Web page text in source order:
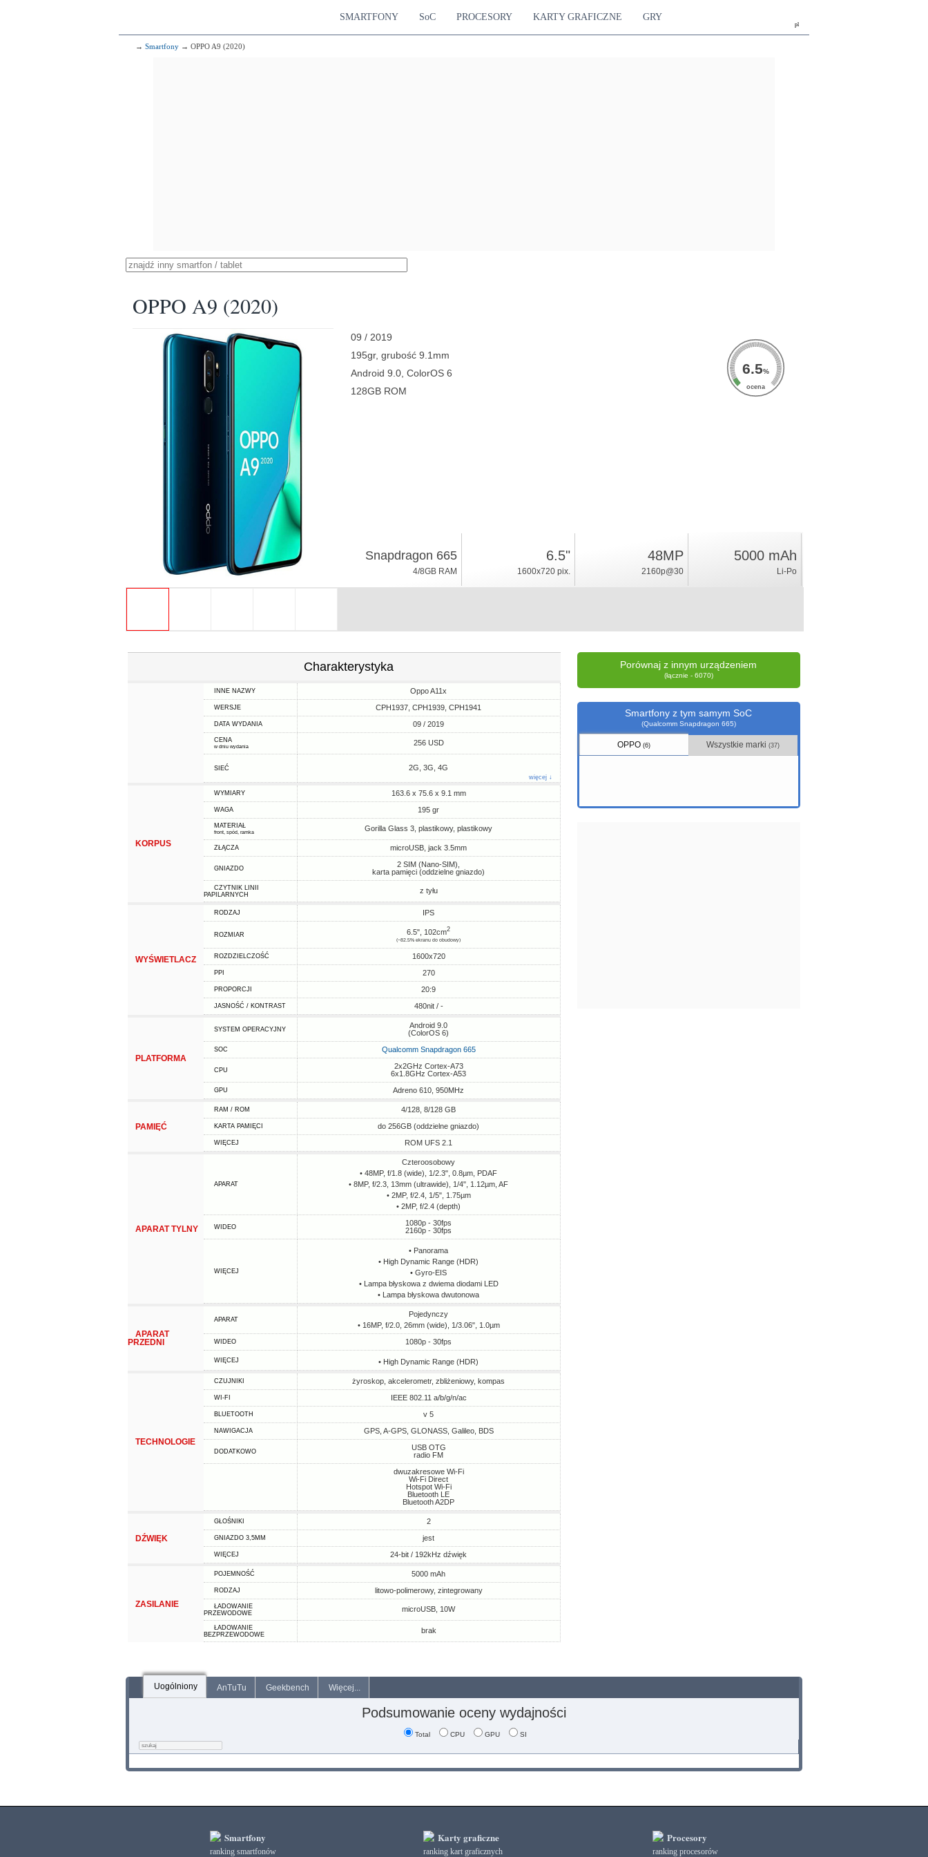
pl
SMARTFONY SoC PROCESORY KARTY GRAFICZNE GRY
→ Smartfony → OPPO A9 (2020)
OPPO A9 (2020)
09 / 2019
195gr, grubość 9.1mm
Android 9.0, ColorOS 6
128GB ROM
6.5%
ocena
Snapdragon 665
4/8GB RAM
6.5"
1600x720 pix.
48MP
2160p@30
5000 mAh
Li-Po
Charakterystyka
INNE NAZWY Oppo A11x
WERSJE CPH1937, CPH1939, CPH1941
DATA WYDANIA 09 / 2019
CENA
w dniu wydania 256 USD
SIEĆ 2G, 3G, 4G
więcej ↓
KORPUS
WYMIARY 163.6 x 75.6 x 9.1 mm
WAGA 195 gr
MATERIAŁ
front, spód, ramka Gorilla Glass 3, plastikowy, plastikowy
ZŁĄCZA microUSB, jack 3.5mm
GNIAZDO
2 SIM (Nano-SIM),
karta pamięci (oddzielne gniazdo)
CZYTNIK LINII
PAPILARNYCH
z tyłu
WYŚWIETLACZ
RODZAJ IPS
ROZMIAR 6.5", 102cm2
(~82.5% ekranu do obudowy)
ROZDZIELCZOŚĆ 1600x720
PPI 270
PROPORCJI 20:9
JASNOŚĆ / KONTRAST 480nit / -
PLATFORMA
SYSTEM OPERACYJNY
Android 9.0
(ColorOS 6)
SOC Qualcomm Snapdragon 665
CPU
2x2GHz Cortex-A73
6x1.8GHz Cortex-A53
GPU Adreno 610, 950MHz
PAMIĘĆ
RAM / ROM 4/128, 8/128 GB
KARTA PAMIĘCI do 256GB (oddzielne gniazdo)
WIĘCEJ ROM UFS 2.1
APARAT TYLNY
APARAT
Czteroosobowy
• 48MP, f/1.8 (wide), 1/2.3", 0.8µm, PDAF
• 8MP, f/2.3, 13mm (ultrawide), 1/4", 1.12µm, AF
• 2MP, f/2.4, 1/5", 1.75µm
• 2MP, f/2.4 (depth)
WIDEO
1080p - 30fps
2160p - 30fps
WIĘCEJ
• Panorama
• High Dynamic Range (HDR)
• Gyro-EIS
• Lampa błyskowa z dwiema diodami LED
• Lampa błyskowa dwutonowa
APARAT
PRZEDNI
APARAT
Pojedynczy
• 16MP, f/2.0, 26mm (wide), 1/3.06", 1.0µm
WIDEO 1080p - 30fps
WIĘCEJ • High Dynamic Range (HDR)
TECHNOLOGIE
CZUJNIKI żyroskop, akcelerometr, zbliżeniowy, kompas
WI-FI IEEE 802.11 a/b/g/n/ac
BLUETOOTH v 5
NAWIGACJA GPS, A-GPS, GLONASS, Galileo, BDS
DODATKOWO
USB OTG
radio FM
dwuzakresowe Wi-Fi
Wi-Fi Direct
Hotspot Wi-Fi
Bluetooth LE
Bluetooth A2DP
DŹWIĘK
GŁOŚNIKI 2
GNIAZDO 3,5MM jest
WIĘCEJ 24-bit / 192kHz dźwięk
ZASILANIE
POJEMNOŚĆ 5000 mAh
RODZAJ litowo-polimerowy, zintegrowany
ŁADOWANIE
PRZEWODOWE
microUSB, 10W
ŁADOWANIE
BEZPRZEWODOWE
brak
Porównaj z innym urządzeniem
(łącznie - 6070)
Smartfony z tym samym SoC
(Qualcomm Snapdragon 665)
OPPO(6) Wszystkie marki(37)
Uogólniony AnTuTu Geekbench Więcej...
Podsumowanie oceny wydajności
Total CPU GPU SI
Smartfony
ranking smartfonów
Karty graficzne
ranking kart graficznych
Procesory
ranking procesorów